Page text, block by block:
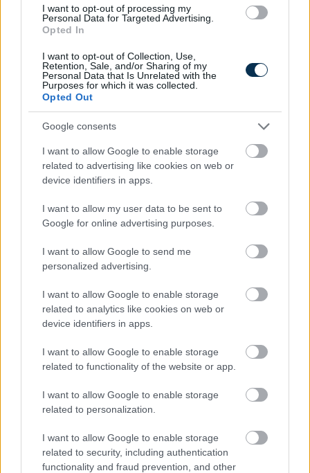
I want to opt-out of processing my
Personal Data for Targeted Advertising.
Opted In
I want to opt-out of Collection, Use,
Retention, Sale, and/or Sharing of my
Personal Data that Is Unrelated with the
Purposes for which it was collected.
Opted Out
Google consents
I want to allow Google to enable storage
related to advertising like cookies on web or
device identifiers in apps.
I want to allow my user data to be sent to
Google for online advertising purposes.
I want to allow Google to send me
personalized advertising.
I want to allow Google to enable storage
related to analytics like cookies on web or
device identifiers in apps.
I want to allow Google to enable storage
related to functionality of the website or app.
I want to allow Google to enable storage
related to personalization.
I want to allow Google to enable storage
related to security, including authentication
functionality and fraud prevention, and other
Fenntarthatóbb nyaralás külföldön: hét egyszerű
szokás, amellyel a magyar utazók csökkenthetik
környezeti lábnyomukat
2026.08.07. 12:48
Magyar infláció 2026 július - rekord alacsony szinten a
2026.08.07. 09:28